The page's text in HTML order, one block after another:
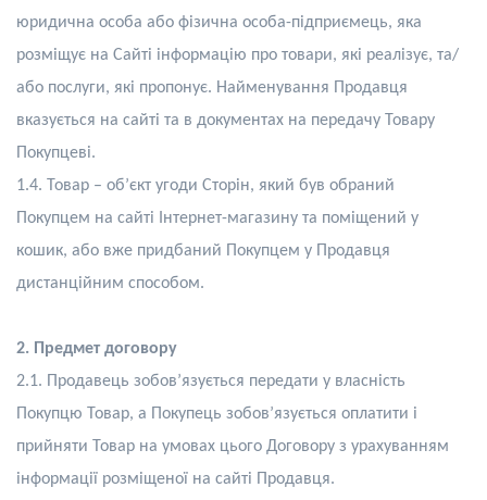
юридична особа або фізична особа-підприємець, яка
розміщує на Сайті інформацію про товари, які реалізує, та/
або послуги, які пропонує. Найменування Продавця
вказується на сайті та в документах на передачу Товару
Покупцеві.
1.4.
Товар – об’єкт угоди Сторін, який був обраний
окупцем на сайті Інтернет-магазину та поміщений у
кошик, або вже придбаний Покупцем у Продавця
дистанційним способом.
2. Предмет договору
2.1. Продавець зобов’язується передати у власність
Покупцю Товар, а Покупець зобов’язується оплатити і
прийняти Товар на умовах цього Договору з урахуванням
інформації розміщеної на сайті Продавця.